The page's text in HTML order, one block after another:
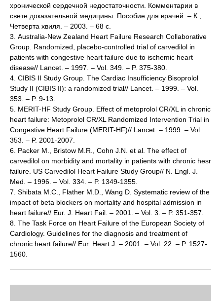
хронической сердечной недостаточности. Комментарии в
свете доказательной медицины. Пособие для врачей. – К.,
Четверта хвиля. – 2003. – 68 с.
3. Australia-New Zealand Heart Failure Research Collaborative
Group. Randomized, placebo-controlled trial of carvedilol in
patients with congestive heart failure due to ischemic heart
disease// Lancet. – 1997. – Vol. 349. – P. 375-380.
4. CIBIS II Study Group. The Cardiac Insufficiency Bisoprolol
Study II (CIBIS II): a randomized trial// Lancet. – 1999. – Vol.
353. – P. 9-13.
5. MERIT-HF Study Group. Effect of metoprolol CR/XL in chronic
heart failure: Metoprolol CR/XL Randomized Intervention Trial in
Congestive Heart Failure (MERIT-HF)// Lancet. – 1999. – Vol.
353. – P. 2001-2007.
6. Packer M., Bristow M.R., Cohn J.N. et al. The effect of
carvedilol on morbidity and mortality in patients with chronic hesr
failure. US Carvedilol Heart Failure Study Group// N. Engl. J.
Med. – 1996. – Vol. 334. – P. 1349-1355.
7. Shibata M.C., Flather M.D., Wang D. Systematic review of the
impact of beta blockers on mortality and hospital admission in
heart failure// Eur. J. Heart Fail. – 2001. – Vol. 3. – P. 351-357.
8. The Task Force on Heart Failure of the European Society of
Cardiology. Guidelines for the diagnosis and treatment of
chronic heart failure// Eur. Heart J. – 2001. – Vol. 22. – P. 1527-
1560.